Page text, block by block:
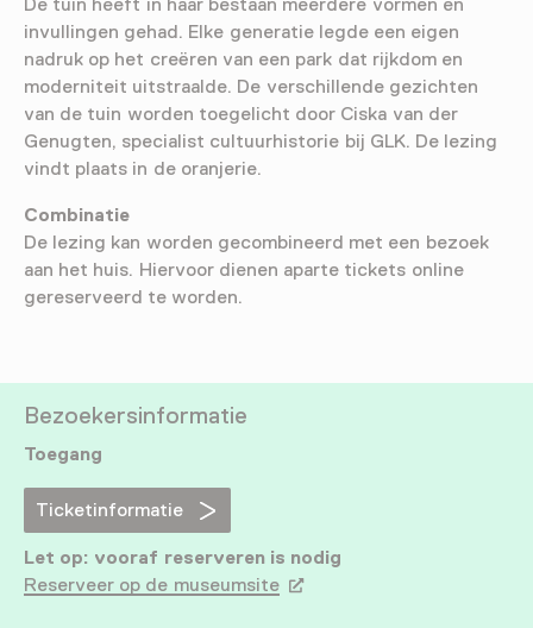
invullingen gehad. Elke generatie legde een eigen
nadruk op het creëren van een park dat rijkdom en
moderniteit uitstraalde. De verschillende gezichten
van de tuin worden toegelicht door Ciska van der
Genugten, specialist cultuurhistorie bij GLK. De lezing
vindt plaats in de oranjerie.
Combinatie
De lezing kan worden gecombineerd met een bezoek
aan het huis. Hiervoor dienen aparte tickets online
gereserveerd te worden.
Bezoekersinformatie
Toegang
Ticketinformatie
Let op: vooraf reserveren is nodig
Reserveer op de museumsite